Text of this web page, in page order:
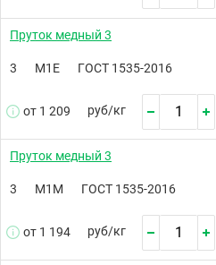
Пруток медный 3
3 М1Е ГОСТ 1535-2016
от 1 209 руб/кг
Пруток медный 3
3 М1М ГОСТ 1535-2016
от 1 194 руб/кг